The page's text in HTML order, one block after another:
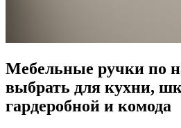
Мебельные ручки по
выбрать для кухни,
гардеробной и комода